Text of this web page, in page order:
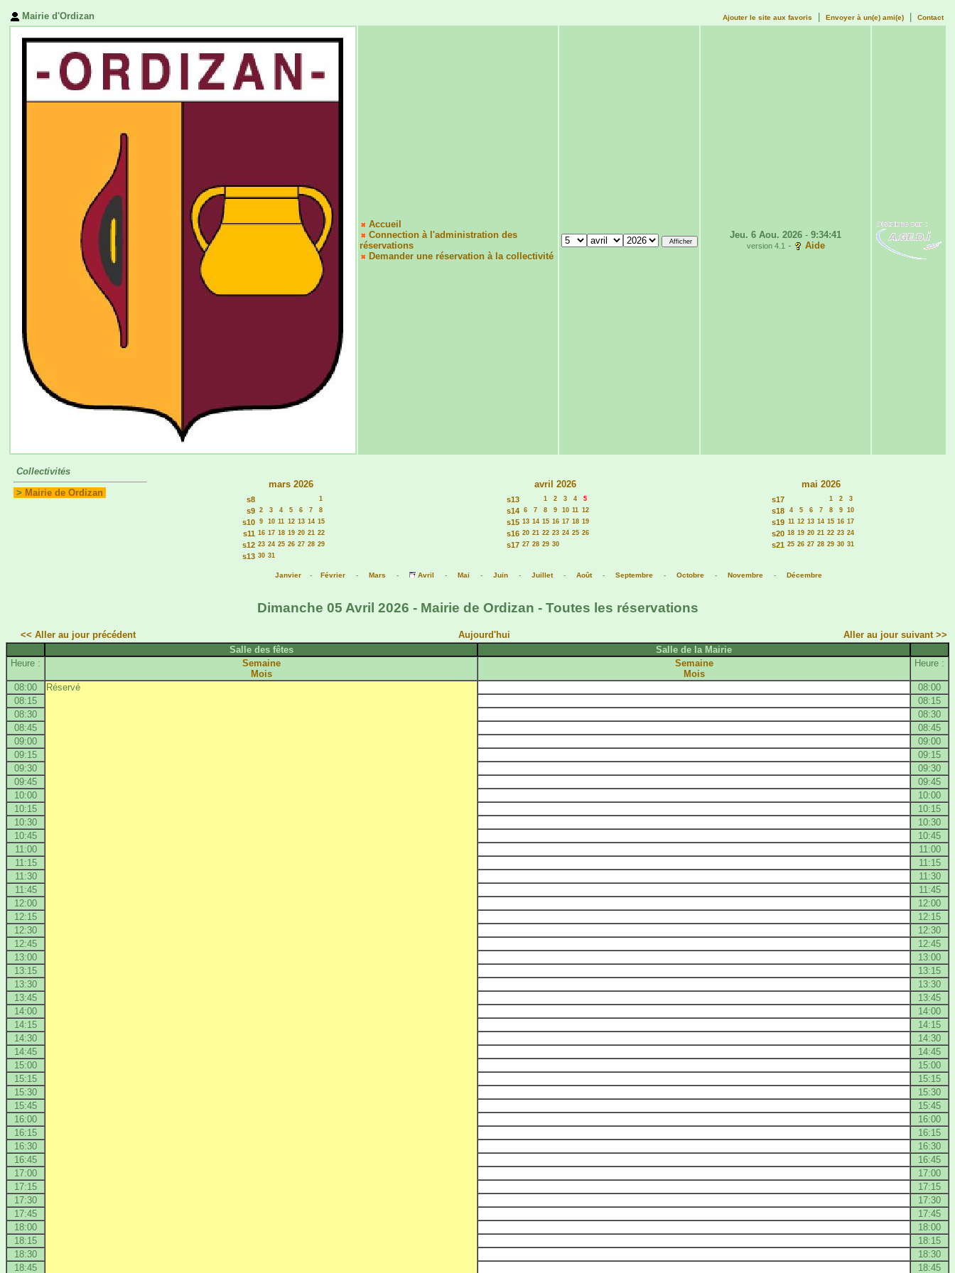
Mairie d'Ordizan Ajouter le site aux favoris Envoyer à un(e) ami(e) Contact
Accueil
Connection à l'administration des
réservations
Demander une réservation à la collectivité
Jeu. 6 Aou. 2026 - 9:34:41
version 4.1- Aide
Collectivités
> Mairie de Ordizan
mars 2026
s8 1
s9 2 3 4 5 6 7 8
s10 9 10 11 12 13 14 15
s11 16 17 18 19 20 21 22
s12 23 24 25 26 27 28 29
s13 30 31
avril 2026
s13 1 2 3 4 5
s14 6 7 8 9 10 11 12
s15 13 14 15 16 17 18 19
s16 20 21 22 23 24 25 26
s17 27 28 29 30
mai 2026
s17 1 2 3
s18 4 5 6 7 8 9 10
s19 11 12 13 14 15 16 17
s20 18 19 20 21 22 23 24
s21 25 26 27 28 29 30 31
Janvier - Février - Mars - Avril - Mai - Juin - Juillet- Août- Septembre - Octobre - Novembre - Décembre
Dimanche 05 Avril 2026 - Mairie de Ordizan - Toutes les réservations
<< Aller au jour précédent Aujourd'hui
Aller au jour suivant >>
Salle des fêtes
Salle de la Mairie
Heure :
Semaine
Mois
Semaine
Mois
Heure :
08:00 Réservé
08:00
08:15
08:15
08:30
08:30
08:45
08:45
09:00
09:00
09:15
09:15
09:30
09:30
09:45
09:45
10:00
10:00
10:15
10:15
10:30
10:30
10:45
10:45
11:00
11:00
11:15
11:15
11:30
11:30
11:45
11:45
12:00
12:00
12:15
12:15
12:30
12:30
12:45
12:45
13:00
13:00
13:15
13:15
13:30
13:30
13:45
13:45
14:00
14:00
14:15
14:15
14:30
14:30
14:45
14:45
15:00
15:00
15:15
15:15
15:30
15:30
15:45
15:45
16:00
16:00
16:15
16:15
16:30
16:30
16:45
16:45
17:00
17:00
17:15
17:15
17:30
17:30
17:45
17:45
18:00
18:00
18:15
18:15
18:30
18:30
18:45
18:45